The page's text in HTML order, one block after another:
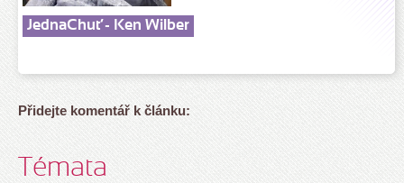
JednaChuť - Ken Wilber
Přidejte komentář k článku:
Témata